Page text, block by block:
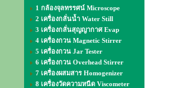
1 กล้องจุลทรรศน์ Microscope
2 เครื่องกลั่นน้ำ Water Still
3 เครื่องกลั่นสุญญากาศ Evap
4 เครื่องกวน Magnetic Stirrer
5 เครื่องกวน Jar Tester
6 เครื่องกวน Overhead Stirrer
7 เครื่องผสมสาร Homogenizer
8 เครื่องวัดความหนืด Viscometer